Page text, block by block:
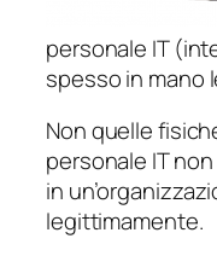
personale IT
spesso in mano
Non quelle
personale IT
in
legittimamente.